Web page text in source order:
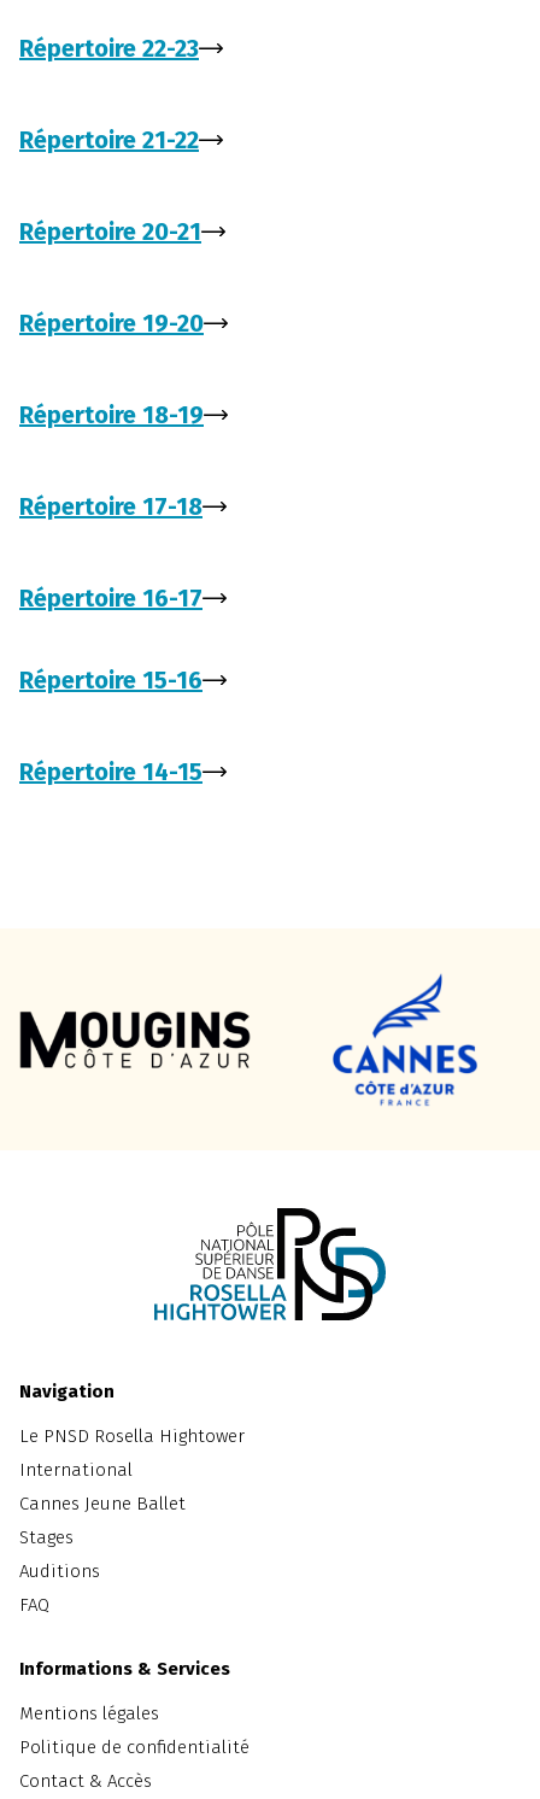
Répertoire 22-23
Répertoire 21-22
Répertoire 20-21
Répertoire 19-20
Répertoire 18-19
Répertoire 17-18
Répertoire 16-17
Répertoire 15-16
Répertoire 14-15
Navigation
Le PNSD Rosella Hightower
International
Cannes Jeune Ballet
Stages
Auditions
FAQ
Informations & Services
Mentions légales
Politique de confidentialité
Contact & Accès